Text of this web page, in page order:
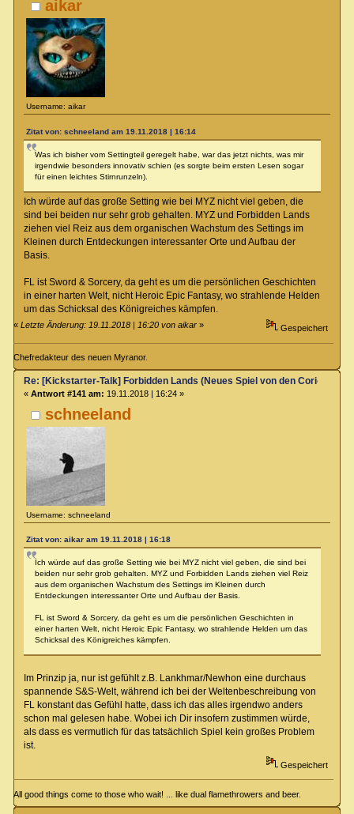
aikar
Username: aikar
Zitat von: schneeland am 19.11.2018 | 16:14
Was ich bisher vom Settingteil geregelt habe, war das jetzt nichts, was mir
irgendwie besonders innovativ schien (es sorgte beim ersten Lesen sogar
für einen leichtes Stirnrunzeln).
Ich würde auf das große Setting wie bei MYZ nicht viel geben, die
sind bei beiden nur sehr grob gehalten. MYZ und Forbidden Lands
ziehen viel Reiz aus dem organischen Wachstum des Settings im
Kleinen durch Entdeckungen interessanter Orte und Aufbau der
Basis.
FL ist Sword & Sorcery, da geht es um die persönlichen Geschichten
in einer harten Welt, nicht Heroic Epic Fantasy, wo strahlende Helden
um das Schicksal des Königreiches kämpfen.
«Letzte Änderung: 19.11.2018 | 16:20 von aikar » Gespeichert
Chefredakteur des neuen Myranor.
schneeland
Username: schneeland
Re: [Kickstarter-Talk] Forbidden Lands (Neues Spiel von den Coriolis-
« Antwort #141 am: 19.11.2018 | 16:24 »
Zitat von: aikar am 19.11.2018 | 16:18
Ich würde auf das große Setting wie bei MYZ nicht viel geben, die sind bei
beiden nur sehr grob gehalten. MYZ und Forbidden Lands ziehen viel Reiz
aus dem organischen Wachstum des Settings im Kleinen durch
Entdeckungen interessanter Orte und Aufbau der Basis.
FL ist Sword & Sorcery, da geht es um die persönlichen Geschichten in
einer harten Welt, nicht Heroic Epic Fantasy, wo strahlende Helden um das
Schicksal des Königreiches kämpfen.
Im Prinzip ja, nur ist gefühlt z.B. Lankhmar/Newhon eine durchaus
spannende S&S-Welt, während ich bei der Weltenbeschreibung von
FL konstant das Gefühl hatte, dass ich das alles irgendwo anders
schon mal gelesen habe. Wobei ich Dir insofern zustimmen würde,
als dass es vermutlich für das tatsächlich Spiel kein großes Problem
ist.
Gespeichert
All good things come to those who wait! ... like dual flamethrowers and beer.